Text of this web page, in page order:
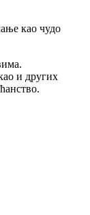
као чудо
и других